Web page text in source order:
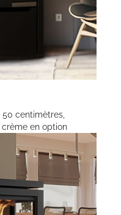
centimètres,
en option